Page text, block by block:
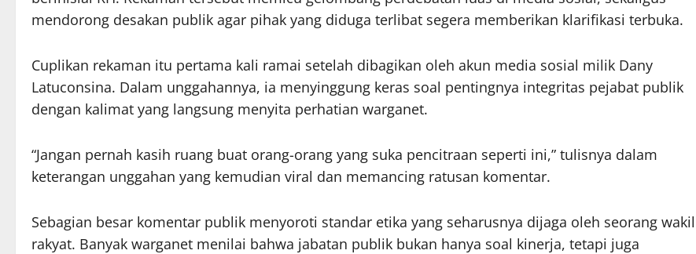
mendorong desakan publik agar pihak yang diduga terlibat segera memberikan klarifikasi terbuka.
Cuplikan rekaman itu pertama kali ramai setelah dibagikan oleh akun media sosial milik Dany
Latuconsina. Dalam unggahannya, ia menyinggung keras soal pentingnya integritas pejabat publik
dengan kalimat yang langsung menyita perhatian warganet.
“Jangan pernah kasih ruang buat orang-orang yang suka pencitraan seperti ini,” tulisnya dalam
keterangan unggahan yang kemudian viral dan memancing ratusan komentar.
Sebagian besar komentar publik menyoroti standar etika yang seharusnya dijaga oleh seorang wakil
rakyat. Banyak warganet menilai bahwa jabatan publik bukan hanya soal kinerja, tetapi juga